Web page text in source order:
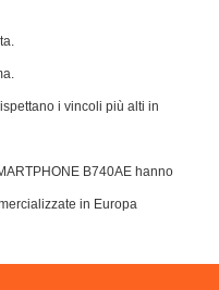
i vincoli più alti in
B740AE hanno
in Europa